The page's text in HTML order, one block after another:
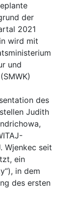
der
2021
wird mit
und
des
Judith
Wjenkec seit
ein
in dem
des ersten